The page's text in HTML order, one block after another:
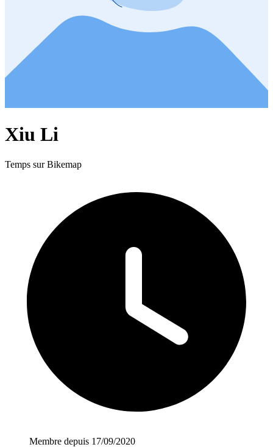
Xiu Li
Temps sur Bikemap
Membre depuis 17/09/2020